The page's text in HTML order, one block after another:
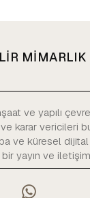
MİMARLIK
ve yapılı
ve karar vericileri
ve küresel
yayın ve